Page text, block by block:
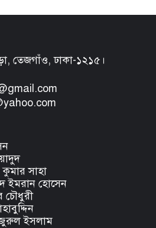
তেজগাঁও, ঢাকা-১২১৫।
কুমার সাহা
ইমরান হোসেন
চৌধুরী
ইসলাম